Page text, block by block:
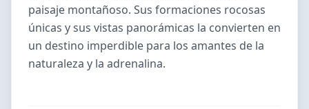
paisaje montañoso. Sus formaciones rocosas
únicas y sus vistas panorámicas la convierten en
un destino imperdible para los amantes de la
naturaleza y la adrenalina.